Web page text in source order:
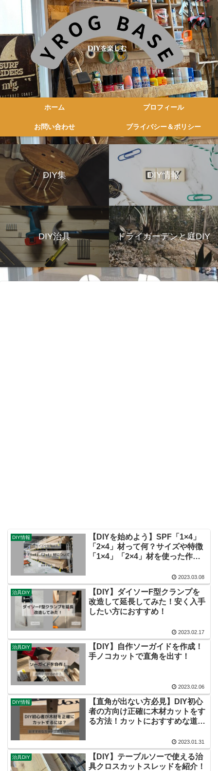
ホーム プロフィール
お問い合わせ プライバシー＆ポリシー
DIY集 DIY情報
DIY治具 ドライガーデンと庭DIY
DIY情報
【DIYを始めよう】SPF「1×4」
「2×4」材って何？サイズや特徴
「1×4」「2×4」材を使った作品
2023.03.08
治具DIY
【DIY】ダイソーF型クランプを
改造して延長してみた！安く入手
したい方におすすめ！
2023.02.17
治具DIY
【DIY】自作ソーガイドを作成！
手ノコカットで直角を出す！
2023.02.06
DIY情報
【直角が出ない方必見】DIY初心
者の方向け正確に木材カットをす
る方法！カットにおすすめな道具
2023.01.31
治具DIY
【DIY】テーブルソーで使える治
具クロスカットスレッドを紹介！